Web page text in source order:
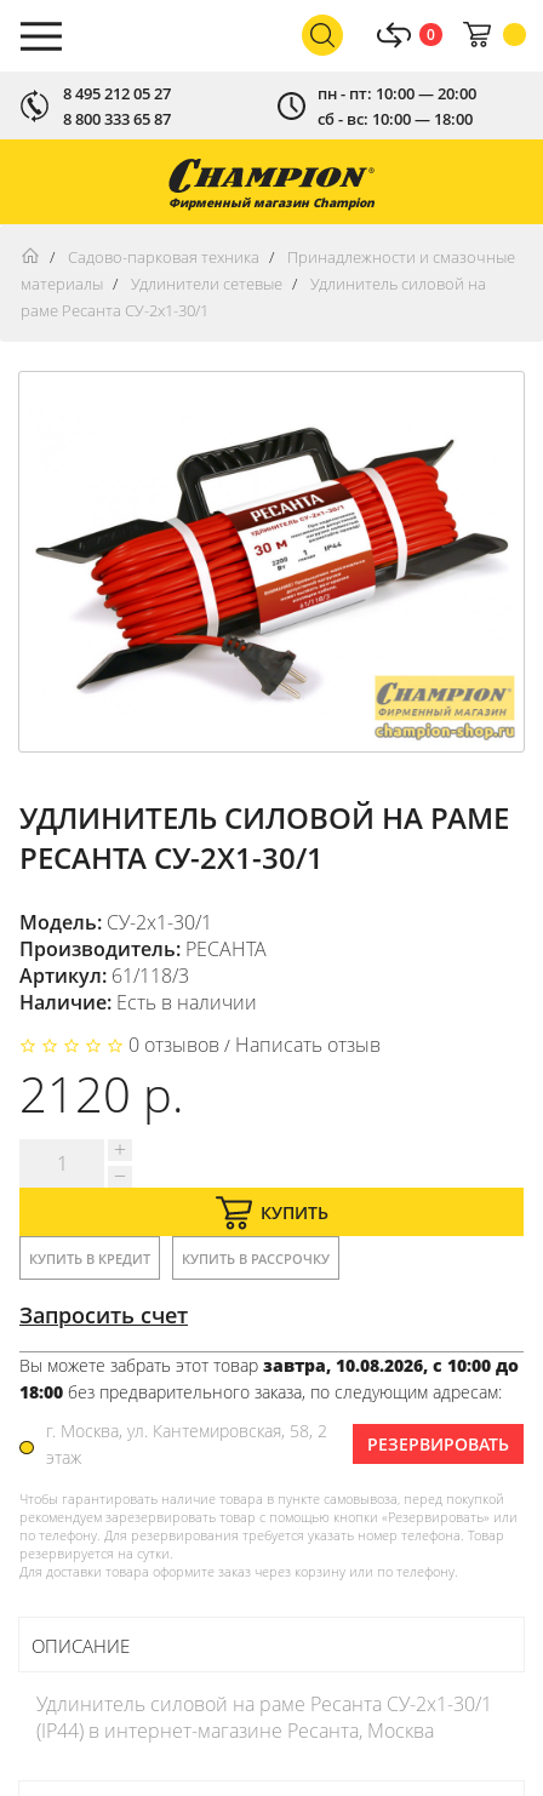
8 495 212 05 27
8 800 333 65 87
пн - пт: 10:00 — 20:00
сб - вс: 10:00 — 18:00
0
Фирменный магазин Champion
Садово-парковая техника
Принадлежности и смазочные
материалы
Удлинители сетевые
Удлинитель силовой на
раме Ресанта СУ-2х1-30/1
УДЛИНИТЕЛЬ СИЛОВОЙ НА РАМЕ
РЕСАНТА СУ-2Х1-30/1
Модель: СУ-2х1-30/1
Производитель: РЕСАНТА
Артикул: 61/118/3
Наличие: Есть в наличии
0 отзывов / Написать отзыв
2120 р.
КУПИТЬ
КУПИТЬ В КРЕДИТ КУПИТЬ В РАССРОЧКУ
Запросить счет
Вы можете забрать этот товар завтра, 10.08.2026, с 10:00 до
18:00 без предварительного заказа, по следующим адресам:
г. Москва, ул. Кантемировская, 58, 2
этаж
РЕЗЕРВИРОВАТЬ
Чтобы гарантировать наличие товара в пункте самовывоза, перед покупкой
рекомендуем зарезервировать товар с помощью кнопки «Резервировать» или
по телефону. Для резервирования требуется указать номер телефона. Товар
резервируется на сутки.
Для доставки товара оформите заказ через корзину или по телефону.
ОПИСАНИЕ
Удлинитель силовой на раме Ресанта СУ-2х1-30/1
(IP44) в интернет-магазине Ресанта, Москва